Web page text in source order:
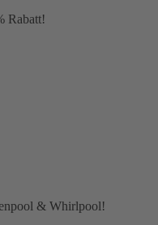
Rabatt!
& Whirlpool!